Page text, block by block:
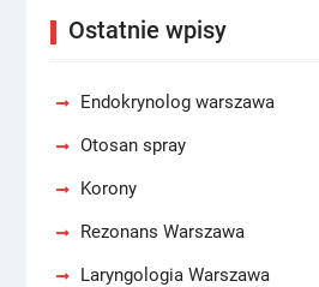
Ostatnie wpisy
Endokrynolog warszawa
Otosan spray
Korony
Rezonans Warszawa
Laryngologia Warszawa